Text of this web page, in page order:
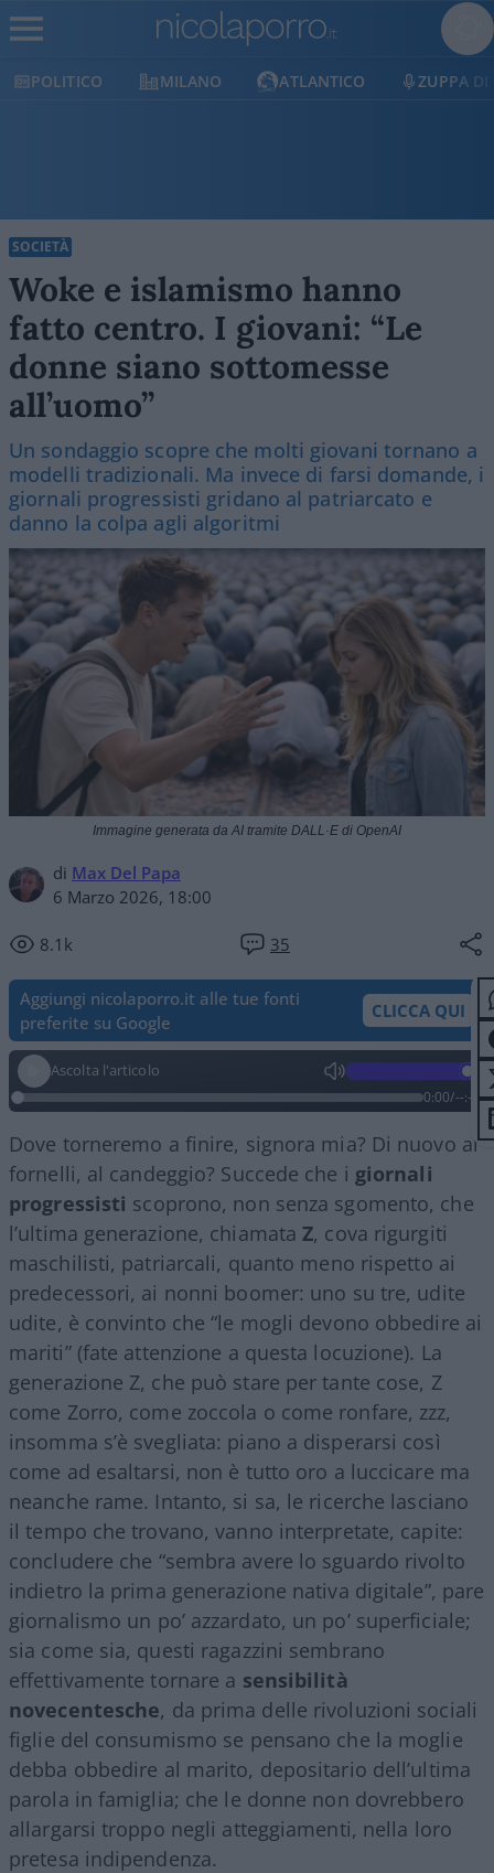
MILANO ATLANTICO ZUPPA DI PORRO
SOCIETÀ
Woke e islamismo hanno
fatto centro. I giovani: “Le
donne siano sottomesse
all’uomo”
Un sondaggio scopre che molti giovani tornano a
modelli tradizionali. Ma invece di farsi domande, i
giornali progressisti gridano al patriarcato e
danno la colpa agli algoritmi
di Max Del Papa
6 Marzo 2026, 18:00
8.1k 35
Immagine generata da AI tramite DALL·E di OpenAI
Aggiungi nicolaporro.it alle tue fonti
preferite su Google
CLICCA QUI
Ascolta l'articolo
0:00/--:--
Dove torneremo a finire, signora mia? Di nuovo ai
fornelli, al candeggio? Succede che i giornali
progressisti scoprono, non senza sgomento, che
l’ultima generazione, chiamataZ, cova rigurgiti
maschilisti, patriarcali, quanto meno rispetto ai
predecessori, ai nonni boomer: uno su tre, udite
udite, è convinto che “le mogli devono obbedire ai
mariti” (fate attenzione a questa locuzione). La
generazione Z, che può stare per tante cose, Z
come Zorro, come zoccola o come ronfare, zzz,
insomma s’è svegliata: piano a disperarsi così
come ad esaltarsi, non è tutto oro a luccicare ma
neanche rame. Intanto, si sa, le ricerche lasciano
il tempo che trovano, vanno interpretate, capite:
concludere che “sembra avere lo sguardo rivolto
indietro la prima generazione nativa digitale”, pare
giornalismo un po’ azzardato, un po’ superficiale;
sia come sia, questi ragazzini sembrano
effettivamente tornare a sensibilità
novecentesche, da prima delle rivoluzioni sociali
figlie del consumismo se pensano che la moglie
debba obbedire al marito, depositario dell’ultima
parola in famiglia; che le donne non dovrebbero
allargarsi troppo negli atteggiamenti, nella loro
pretesa indipendenza.